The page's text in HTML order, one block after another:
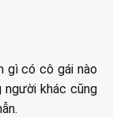
gì có cô gái nào
người khác cũng